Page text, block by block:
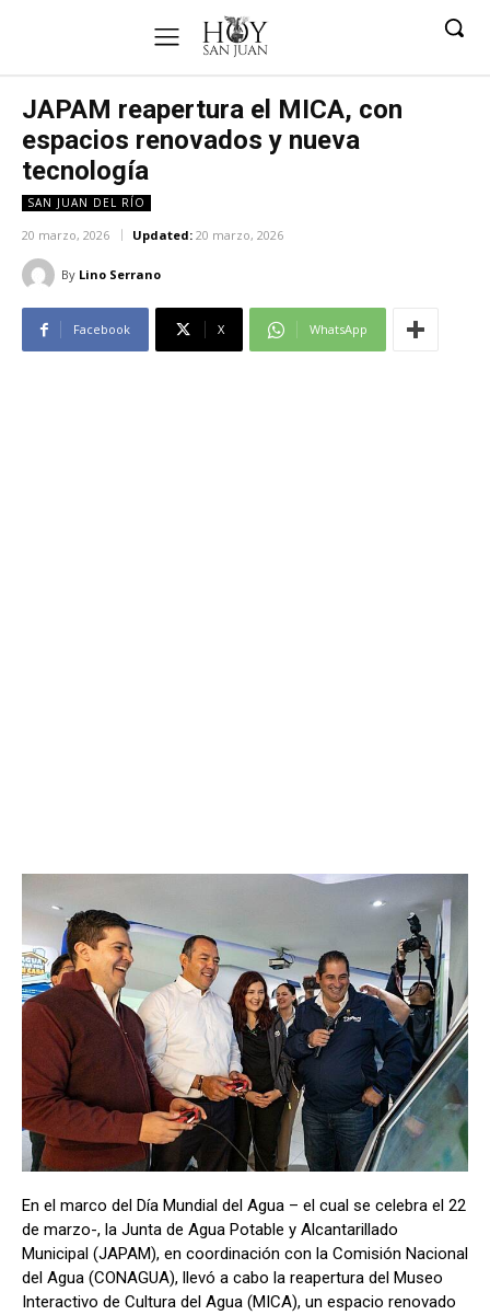
JAPAM reapertura el MICA, con
espacios renovados y nueva
tecnología
SAN JUAN DEL RÍO
20 marzo, 2026 Updated: 20 marzo, 2026
By Lino Serrano
Facebook X WhatsApp
En el marco del Día Mundial del Agua – el cual se celebra el 22
de marzo-, la Junta de Agua Potable y Alcantarillado
Municipal (JAPAM), en coordinación con la Comisión Nacional
del Agua (CONAGUA), llevó a cabo la reapertura del Museo
Interactivo de Cultura del Agua (MICA), un espacio renovado